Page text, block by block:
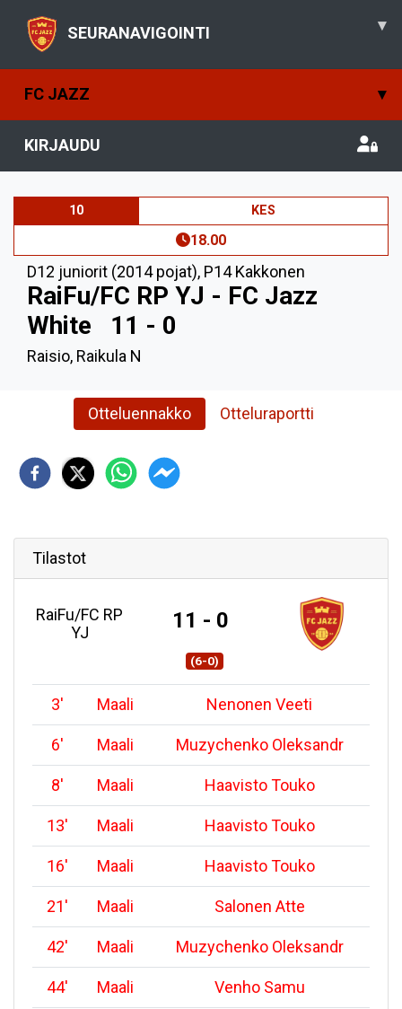
SEURANAVIGOINTI ▾
FC JAZZ ▾
KIRJAUDU
10 KES
18.00
D12 juniorit (2014 pojat), P14 Kakkonen
RaiFu/FC RP YJ - FC Jazz
White
11 - 0
Raisio, Raikula N
Otteluennakko Otteluraportti
Tilastot
RaiFu/FC RP
YJ
11 - 0
(6-0)
3' Maali Nenonen Veeti
6' Maali Muzychenko Oleksandr
8' Maali Haavisto Touko
13' Maali Haavisto Touko
16' Maali Haavisto Touko
21' Maali Salonen Atte
42' Maali Muzychenko Oleksandr
44' Maali Venho Samu